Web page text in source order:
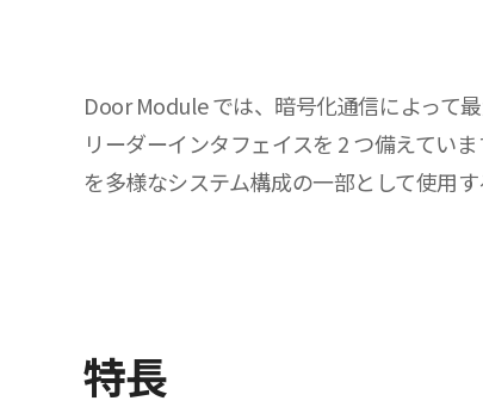
Door Module では、暗号化通信によって
リーダーインタフェイスを 2 つ備えてい
を多様なシステム構成の一部として使用す
特長